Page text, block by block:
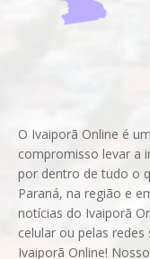
O Ivaiporã Online é
compromisso levar a
por dentro de tudo o
Paraná, na região e
notícias do Ivaiporã
celular ou pelas
Ivaiporã Online!